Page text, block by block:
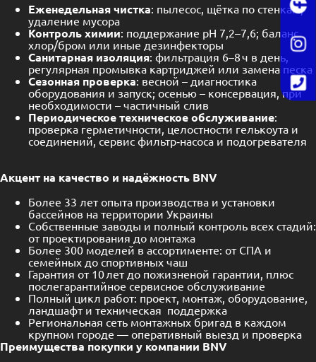
Еженедельная чистка: пылесос, щётка по стенкам,
удаление мусора
Контроль химии: поддержание рН 7,2–7,6; баланс
хлор/бром или иные дезинфекторы
Санитарная изоляция: фильтрация 6–8 ч в день,
регулярная промывка картриджей или замена песка
Сезонная проверка: весной – диагностика
оборудования и запуск; осенью – консервация, при
необходимости – частичный слив
Периодическое техническое обслуживание:
проверка герметичности, целостности гелькоута и
соединений, сервис фильтр‑насоса и подогревателя
Акцент на качество и надёжность BNV
Более 33 лет опыта производства и установки
бассейнов на территории Украины
Собственные заводы и полный контроль всех стадий:
от проектирования до монтажа
Более 300 моделей в ассортименте: от СПА и
семейных до спортивных чаш
Гарантия от 10 лет до пожизненой гарантии, плюс
послегарантийное сервисное обслуживание
Полный цикл работ: проект, монтаж, оборудование,
ландшафт и техническая поддержка
Региональная сеть монтажных бригад в каждом
крупном городе — оперативный выезд и проверка
Преимущества покупки у компании BNV